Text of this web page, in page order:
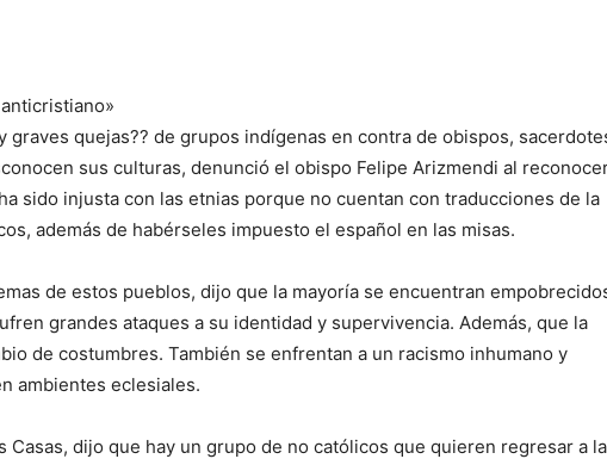
graves quejas?? de grupos indígenas en contra de obispos,
sus culturas, denunció el obispo Felipe Arizmendi al
sido injusta con las etnias porque no cuentan con traducciones de la
además de habérseles impuesto el español en las misas.
de estos pueblos, dijo que la mayoría se encuentran
grandes ataques a su identidad y supervivencia. Además, que la
de costumbres. También se enfrentan a un racismo inhumano y
ambientes eclesiales.
Casas, dijo que hay un grupo de no católicos que quieren regresar a